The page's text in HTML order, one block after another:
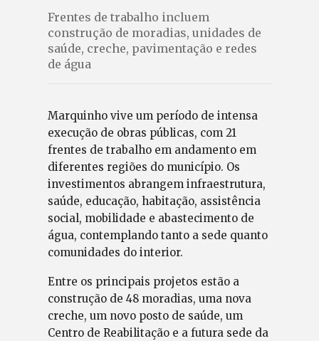
Frentes de trabalho incluem
construção de moradias, unidades de
saúde, creche, pavimentação e redes
de água
Marquinho vive um período de intensa
execução de obras públicas, com 21
frentes de trabalho em andamento em
diferentes regiões do município. Os
investimentos abrangem infraestrutura,
saúde, educação, habitação, assistência
social, mobilidade e abastecimento de
água, contemplando tanto a sede quanto
comunidades do interior.
Entre os principais projetos estão a
construção de 48 moradias, uma nova
creche, um novo posto de saúde, um
Centro de Reabilitação e a futura sede da